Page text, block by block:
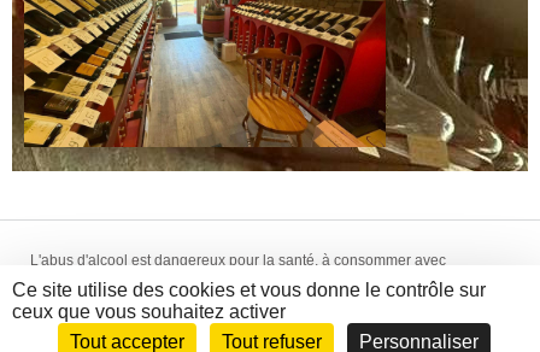
L'abus d'alcool est dangereux pour la santé, à consommer avec
modération. La vente d'alcool est interdite aux mineurs de -18 ans.
Création WebCom.Me - © 2014-2018 La Hallette aux Vins -Mentions
Légales-CGV
Ce site utilise des cookies et vous donne le contrôle sur
ceux que vous souhaitez activer
Tout accepter
Tout refuser Personnaliser